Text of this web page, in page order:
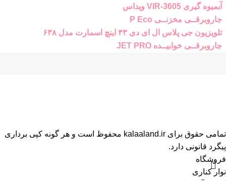
آبمیوه گیری VIR-3605 ویداس
جاروبرقــی مخزنــی P Eco
تلویزیون جی پلاس ال ای دی ۴۳ اینچ اسمارت مدل ۶۳۸
جاروبرقــی خوابیــده JET PRO
تمامی حقوق برای kalaaland.ir محفوظ است و هر گونه کپی برداری
پیگرد قانونی دارد.
فروشگاه
نوار کناری